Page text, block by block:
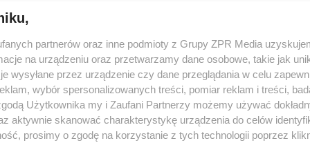
pogody w drugi dzień majówki. IMGW wydało
ostrzeżeń! [MAPA]
drugi dzień majówki znacznie się pogorszy. Niedziela zapowiada się
Miejscami mogą wystąpić też burze z ulewami. Instytut Meteorologii i
aż trzy…
partnerów oraz inne podmioty z Grupy ZPR Media
na urządzeniu oraz przetwarzamy dane osobowe, takie jak
wysyłane przez urządzenie czy dane przeglądania w celu
wybór spersonalizowanych treści, pomiar reklam i treści,
Użytkownika my i Zaufani Partnerzy możemy używać
aktywnie skanować charakterystykę urządzenia do celów
prosimy o zgodę na korzystanie z tych technologii poprzez